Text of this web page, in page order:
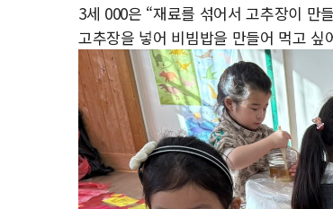
3세 000은 “재료를 섞어서 고추장이 만
고추장을 넣어 비빔밥을 만들어 먹고 싶